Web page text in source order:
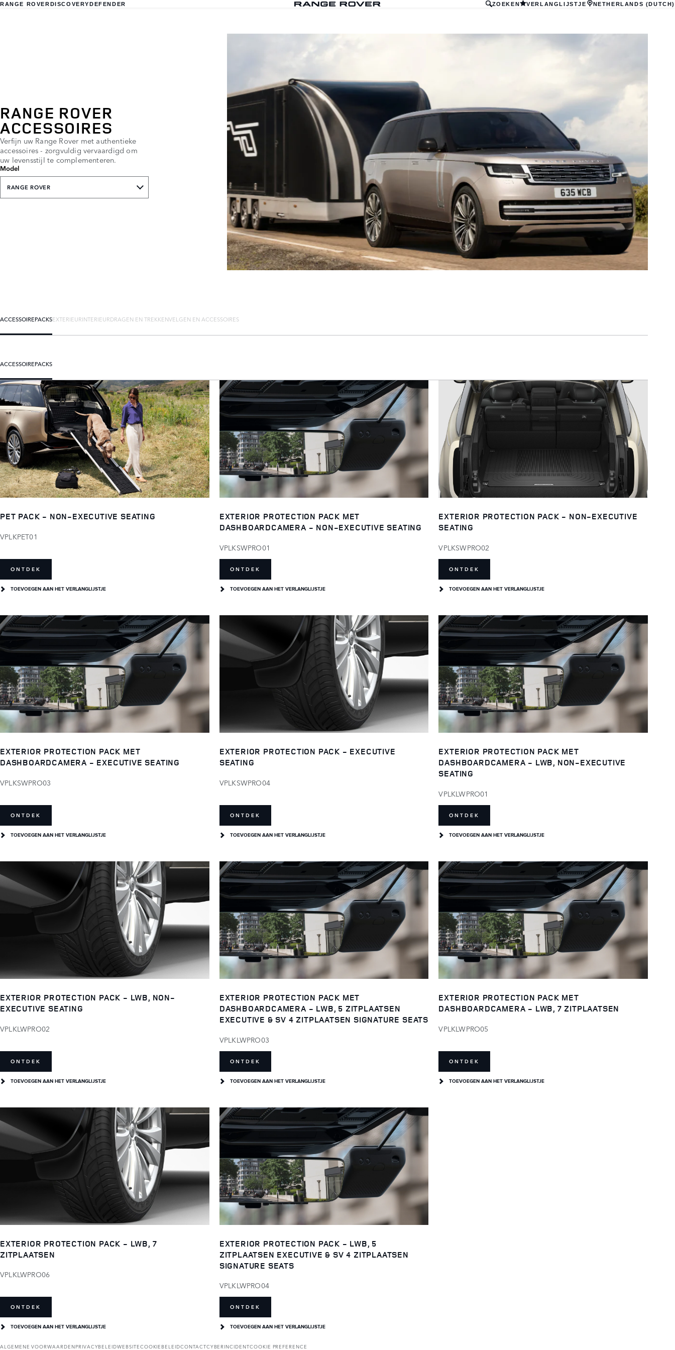
RANGE ROVERDISCOVERYDEFENDER ZOEKEN VERLANGLIJSTJE NETHERLANDS (DUTCH)
RANGE ROVER
ACCESSOIRES
Verfijn uw Range Rover met authentieke
accessoires - zorgvuldig vervaardigd om
uw levensstijl te complementeren.
Model
RANGE ROVER
ACCESSOIREPACKSEXTERIEURINTERIEURDRAGEN EN TREKKENVELGEN EN ACCESSOIRES
ACCESSOIREPACKS
PET PACK - NON-EXECUTIVE SEATING
VPLKPET01
ONTDEK
TOEVOEGEN AAN HET VERLANGLIJSTJE
EXTERIOR PROTECTION PACK MET
DASHBOARDCAMERA - NON-EXECUTIVE SEATING
VPLKSWPRO01
ONTDEK
TOEVOEGEN AAN HET VERLANGLIJSTJE
EXTERIOR PROTECTION PACK - NON-EXECUTIVE
SEATING
VPLKSWPRO02
ONTDEK
TOEVOEGEN AAN HET VERLANGLIJSTJE
EXTERIOR PROTECTION PACK MET
DASHBOARDCAMERA - EXECUTIVE SEATING
VPLKSWPRO03
ONTDEK
TOEVOEGEN AAN HET VERLANGLIJSTJE
EXTERIOR PROTECTION PACK - EXECUTIVE
SEATING
VPLKSWPRO04
ONTDEK
TOEVOEGEN AAN HET VERLANGLIJSTJE
EXTERIOR PROTECTION PACK MET
DASHBOARDCAMERA - LWB, NON-EXECUTIVE
SEATING
VPLKLWPRO01
ONTDEK
TOEVOEGEN AAN HET VERLANGLIJSTJE
EXTERIOR PROTECTION PACK - LWB, NON-
EXECUTIVE SEATING
VPLKLWPRO02
ONTDEK
TOEVOEGEN AAN HET VERLANGLIJSTJE
EXTERIOR PROTECTION PACK MET
DASHBOARDCAMERA - LWB, 5 ZITPLAATSEN
EXECUTIVE & SV 4 ZITPLAATSEN SIGNATURE SEATS
VPLKLWPRO03
ONTDEK
TOEVOEGEN AAN HET VERLANGLIJSTJE
EXTERIOR PROTECTION PACK MET
DASHBOARDCAMERA - LWB, 7 ZITPLAATSEN
VPLKLWPRO05
ONTDEK
TOEVOEGEN AAN HET VERLANGLIJSTJE
EXTERIOR PROTECTION PACK - LWB, 7
ZITPLAATSEN
VPLKLWPRO06
ONTDEK
TOEVOEGEN AAN HET VERLANGLIJSTJE
EXTERIOR PROTECTION PACK - LWB, 5
ZITPLAATSEN EXECUTIVE & SV 4 ZITPLAATSEN
SIGNATURE SEATS
VPLKLWPRO04
ONTDEK
TOEVOEGEN AAN HET VERLANGLIJSTJE
ALGEMENE VOORWAARDENPRIVACYBELEIDWEBSITECOOKIEBELEIDCONTACTCYBERINCIDENTCOOKIE PREFERENCE